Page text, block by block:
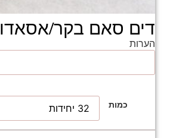
דים סאם בקר/אסאדו
הערות
כמות